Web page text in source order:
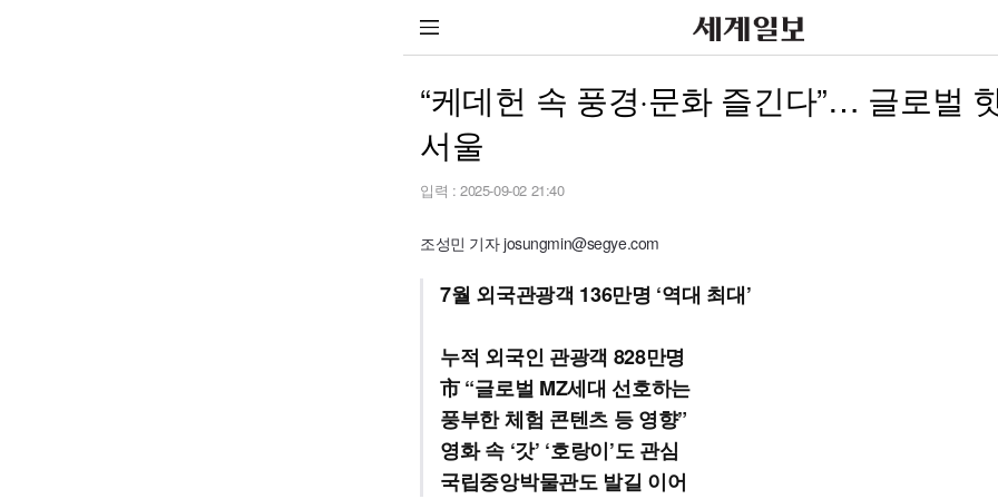
“케데헌 속 풍경·문화 즐긴다”… 글로벌
서울
입력 : 2025-09-02 21:40
조성민 기자 josungmin@segye.com
7월 외국관광객 136만명 ‘역대 최대’
누적 외국인 관광객 828만명
市 “글로벌 MZ세대 선호하는
풍부한 체험 콘텐츠 등 영향”
영화 속 ‘갓’ ‘호랑이’도 관심
국립중앙박물관도 발길 이어